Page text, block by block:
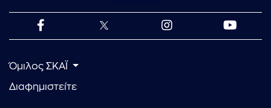
Όμιλος ΣΚΑΪ
Διαφημιστείτε